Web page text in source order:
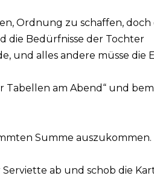
Ordnung zu schaffen,
die Bedürfnisse der Tochter
und alles andere müsse die
Tabellen am Abend“ und
Summe auszukommen.
Serviette ab und schob die